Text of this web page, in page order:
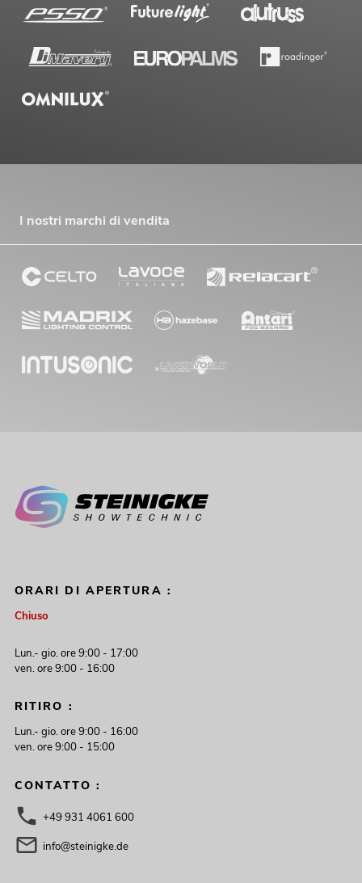
I nostri marchi di vendita
ORARI DI APERTURA :
Chiuso
Lun.- gio. ore 9:00 - 17:00
ven. ore 9:00 - 16:00
RITIRO :
Lun.- gio. ore 9:00 - 16:00
ven. ore 9:00 - 15:00
CONTATTO :
+49 931 4061 600
info@steinigke.de